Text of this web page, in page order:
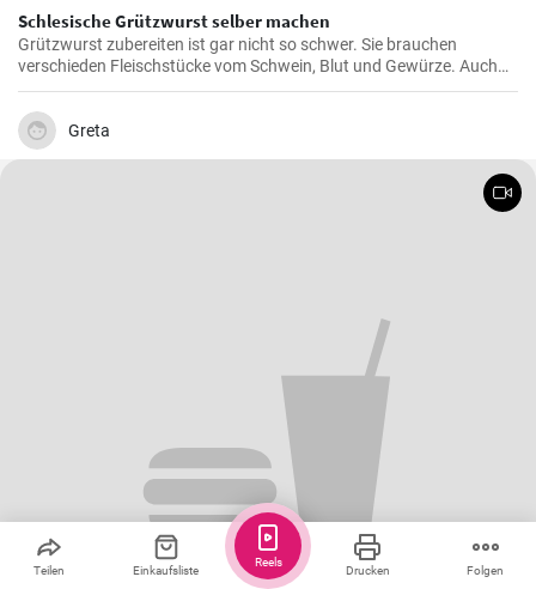
Schlesische Grützwurst selber machen
Grützwurst zubereiten ist gar nicht so schwer. Sie brauchen
verschieden Fleischstücke vom Schwein, Blut und Gewürze. Auch
das klassische DDR Gericht Tote Oma wird mit Grützwurst
zubereitet. Die Grütze (aus Getreide) bindet die Wurst .
Greta
Teilen Einkaufsliste Drucken Folgen
Reels